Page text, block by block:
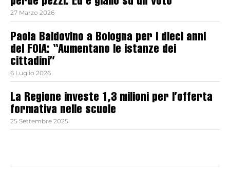
27 Marzo 2026
Paola Baldovino a Bologna per i dieci anni
del FOIA: “Aumentano le istanze dei
cittadini”
6 Luglio 2026
La Regione investe 1,3 milioni per l’offerta
formativa nelle scuole
25 Settembre 2025